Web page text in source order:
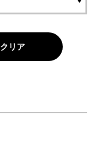
クリア